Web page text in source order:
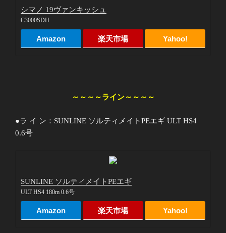
シマノ 19ヴァンキッシュ
C3000SDH
Amazon 楽天市場 Yahoo!
～～～～ライン～～～～
●ラ イ ン：SUNLINE ソルティメイトPEエギ ULT HS4
0.6号
SUNLINE ソルティメイトPEエギ
ULT HS4 180m 0.6号
Amazon 楽天市場 Yahoo!